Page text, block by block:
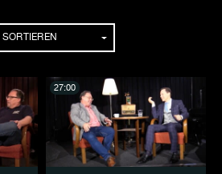
SORTIEREN
27:00